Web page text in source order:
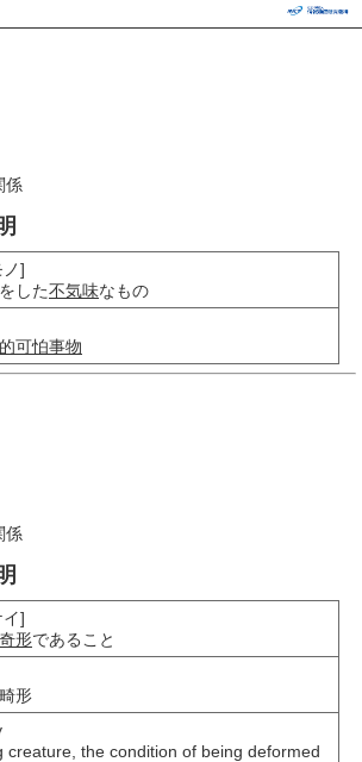
係
ノ]
した不気味なもの
可怕事物
係
イ]
奇形であること
形
creature, the condition of being deformed